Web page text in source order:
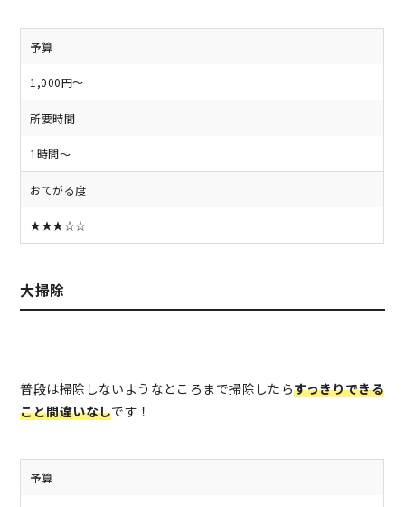
予算
1,000円～
所要時間
1時間～
おてがる度
★★★☆☆
大掃除
普段は掃除しないようなところまで掃除したらすっきりできる
こと間違いなしです！
予算